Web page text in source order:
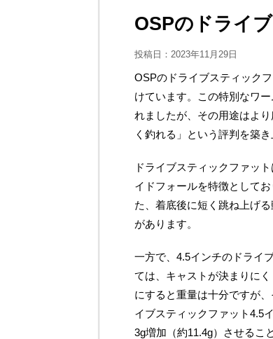
OSPのドライ
投稿日： 2023年11月29日
OSPのドライブスティック
けています。この特別なワ
れましたが、その用途はよ
く釣れる」という評判を築き
ドライブスティックファッ
イドフォールを特徴として
た、着底後に短く跳ね上げ
があります。
一方で、4.5インチのドライ
ては、キャストが決まりに
にすると重量は十分ですが
イブスティックファット4.5
3g増加（約11.4g）させるこ